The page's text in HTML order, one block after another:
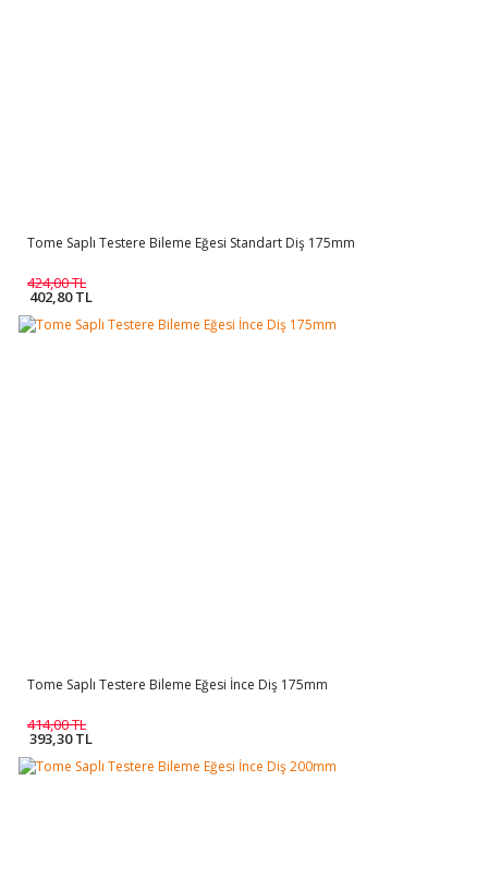
Tome Saplı Testere Bileme Eğesi Standart Diş 175mm
424,00 TL
402,80 TL
Tome Saplı Testere Bileme Eğesi İnce Diş 175mm
414,00 TL
393,30 TL